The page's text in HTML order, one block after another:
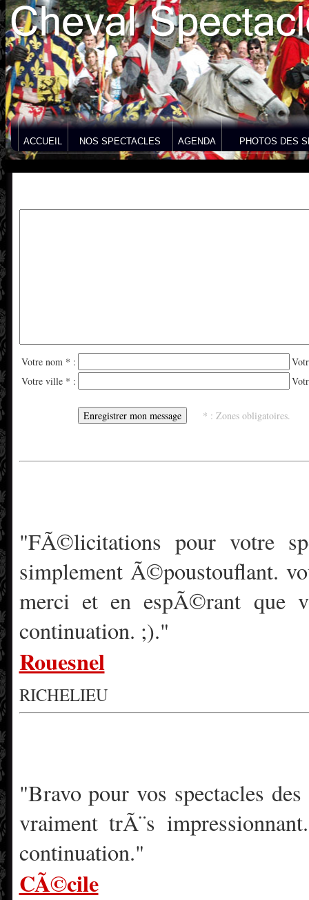
ACCUEIL NOS SPECTACLES AGENDA PHOTOS DES
Votre nom * :
Votre ville * :
* : Zones obligatoires.
"FÃ©licitations pour votre
simplement Ã©poustouflant.
merci et en espÃ©rant que
continuation. ;)."
Rouesnel
RICHELIEU
"Bravo pour vos spectacles
vraiment trÃ¨s
continuation."
CÃ©cile